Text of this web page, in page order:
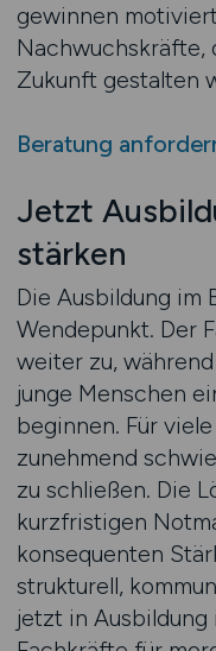
gewinnen
Nachwuchskräfte,
Zukunft gestalten
Beratung
Jetzt
stärken
Die Ausbildung im
Wendepunkt. Der
weiter zu,
junge Menschen
beginnen. Für
zunehmend
zu schließen. Die
kurzfristigen
konsequenten
strukturell,
jetzt in